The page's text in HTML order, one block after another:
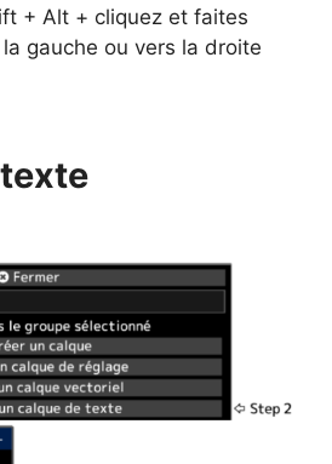
+ Alt + cliquez et faites
gauche ou vers la droite